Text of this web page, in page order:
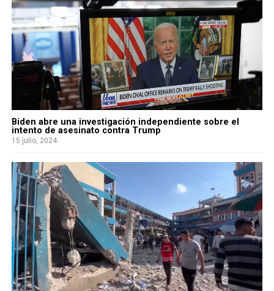
Biden abre una investigación independiente sobre el
intento de asesinato contra Trump
15 julio, 2024